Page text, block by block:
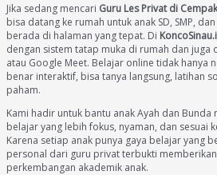
Jika sedang mencari Guru Les Privat di
bisa datang ke rumah untuk anak SD, SMP,
berada di halaman yang tepat. Di
dengan sistem tatap muka di rumah dan
atau Google Meet. Belajar online tidak hanya
benar interaktif, bisa tanya langsung, latihan
paham.
Kami hadir untuk bantu anak Ayah dan
belajar yang lebih fokus, nyaman, dan sesuai
Karena setiap anak punya gaya belajar yang
personal dari guru privat terbukti
perkembangan akademik anak.